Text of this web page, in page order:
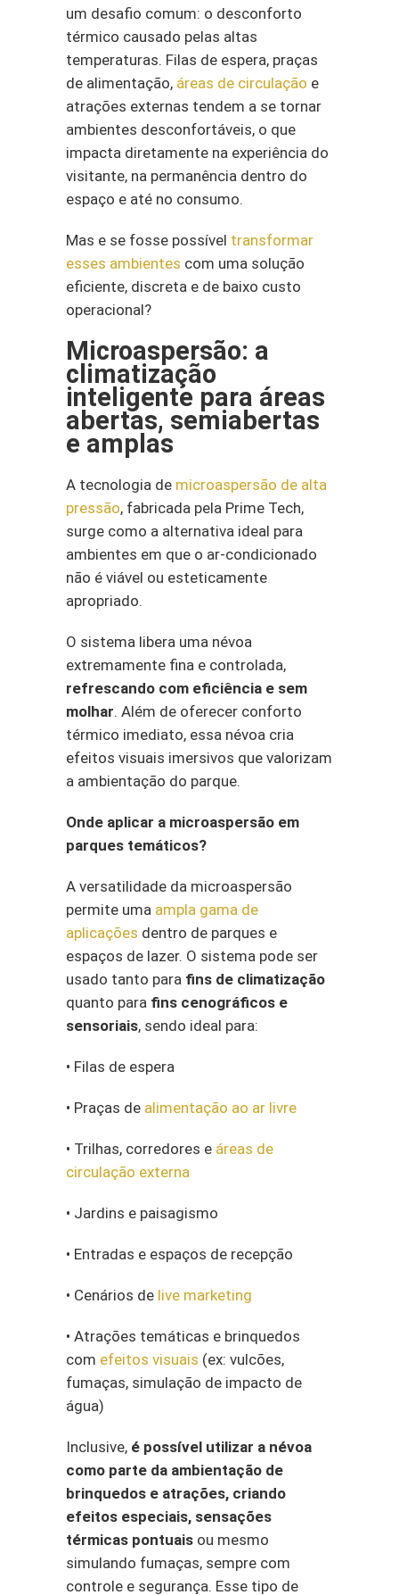
um desafio comum: o desconforto
térmico causado pelas altas
temperaturas. Filas de espera, praças
de alimentação, áreas de circulação e
atrações externas tendem a se tornar
ambientes desconfortáveis, o que
impacta diretamente na experiência do
visitante, na permanência dentro do
espaço e até no consumo.
Mas e se fosse possível transformar
esses ambientes com uma solução
eficiente, discreta e de baixo custo
operacional?
Microaspersão: a
climatização
inteligente para áreas
abertas, semiabertas
e amplas
A tecnologia de microaspersão de alta
pressão, fabricada pela Prime Tech,
surge como a alternativa ideal para
ambientes em que o ar-condicionado
não é viável ou esteticamente
apropriado.
O sistema libera uma névoa
extremamente fina e controlada,
refrescando com eficiência e sem
molhar. Além de oferecer conforto
térmico imediato, essa névoa cria
efeitos visuais imersivos que valorizam
a ambientação do parque.
Onde aplicar a microaspersão em
parques temáticos?
A versatilidade da microaspersão
permite uma ampla gama de
aplicações dentro de parques e
espaços de lazer. O sistema pode ser
usado tanto para fins de climatização
quanto para fins cenográficos e
sensoriais, sendo ideal para:
• Filas de espera
• Praças de alimentação ao ar livre
• Trilhas, corredores e áreas de
circulação externa
• Jardins e paisagismo
• Entradas e espaços de recepção
• Cenários de live marketing
• Atrações temáticas e brinquedos
com efeitos visuais (ex: vulcões,
fumaças, simulação de impacto de
água)
Inclusive, é possível utilizar a névoa
como parte da ambientação de
brinquedos e atrações, criando
efeitos especiais, sensações
térmicas pontuais ou mesmo
simulando fumaças, sempre com
controle e segurança. Esse tipo de